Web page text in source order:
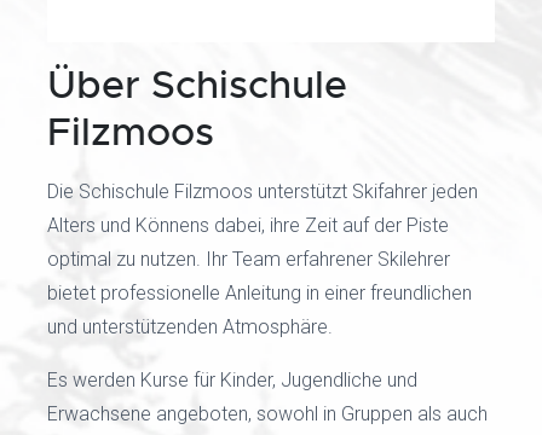
Über Schischule
Filzmoos
Die Schischule Filzmoos unterstützt Skifahrer jeden
Alters und Könnens dabei, ihre Zeit auf der Piste
optimal zu nutzen. Ihr Team erfahrener Skilehrer
bietet professionelle Anleitung in einer freundlichen
und unterstützenden Atmosphäre.
Es werden Kurse für Kinder, Jugendliche und
Erwachsene angeboten, sowohl in Gruppen als auch